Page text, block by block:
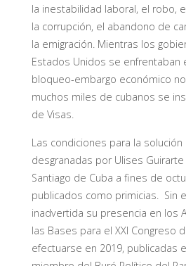
la inestabilidad laboral, el robo,
la corrupción, el abandono de
la emigración. Mientras los
Estados Unidos se enfrentaban
bloqueo-embargo económico
muchos miles de cubanos se
de Visas.
Las condiciones para la solución
desgranadas por Ulises
Santiago de Cuba a fines de
publicados como primicias. Sin
inadvertida su presencia en los
las Bases para el XXI Congreso
efectuarse en 2019, publicadas